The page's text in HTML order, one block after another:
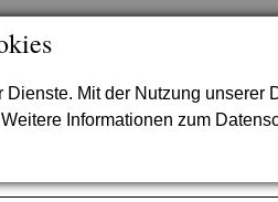
Mit der Nutzung unserer
Informationen zum